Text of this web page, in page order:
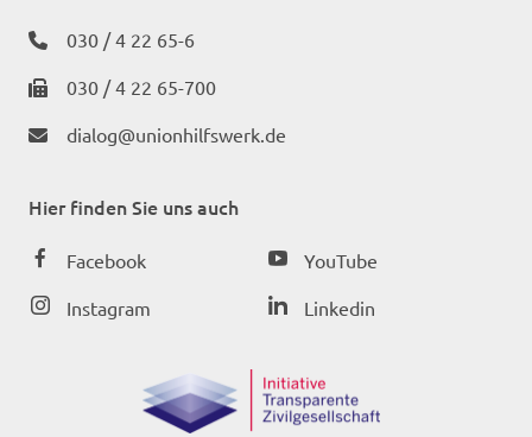
030 / 4 22 65-6
030 / 4 22 65-700
dialog@unionhilfswerk.de
Hier finden Sie uns auch
Facebook
Instagram
YouTube
Linkedin